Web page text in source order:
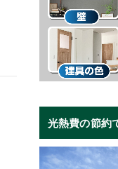
光熱費の節約